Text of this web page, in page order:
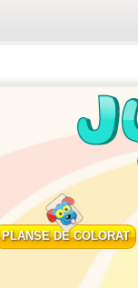
PLANSE DE COLORAT